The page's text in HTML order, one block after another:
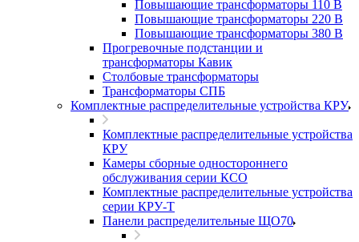
Повышающие трансформаторы 110 В
Повышающие трансформаторы 220 В
Повышающие трансформаторы 380 В
Прогревочные подстанции и
трансформаторы Кавик
Столбовые трансформаторы
Трансформаторы СПБ
Комплектные распределительные устройства КРУ
Комплектные распределительные устройства
КРУ
Камеры сборные одностороннего
обслуживания серии КСО
Комплектные распределительные устройства
серии КРУ-Т
Панели распределительные ЩО70